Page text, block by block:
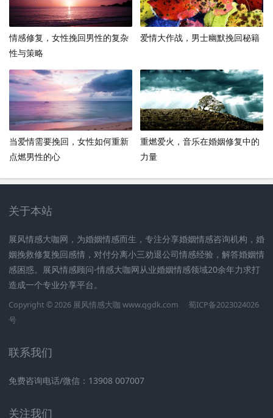
情感修复，女性挽回男性的复杂
性与策略
爱情大作战，男士幽默挽回秘籍
当爱情需要挽回，女性如何重新
点燃男性的心
重燃爱火，音乐在婚姻修复中的
力量
关于本站
展风情感大咖网，为婚姻情感而生，专注分享婚姻情感咨询机构，婚
姻挽救修复挽回感情，对付分离小三劝退公司情感经验，解答婚姻情
感困惑。展风情感顾问-情感大咖网从业婚姻情感领域20余年力求打
造成一个专业分享平台。
Copyright © 2026 展风情感大咖 www.qgdk.com
蜀ICP备2023024026
号
联系我们
免费咨询电话/微信：13908 007007
关注我们